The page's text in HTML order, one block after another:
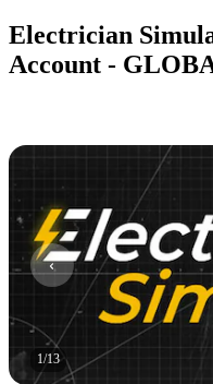
Electrician
Account -
1/13